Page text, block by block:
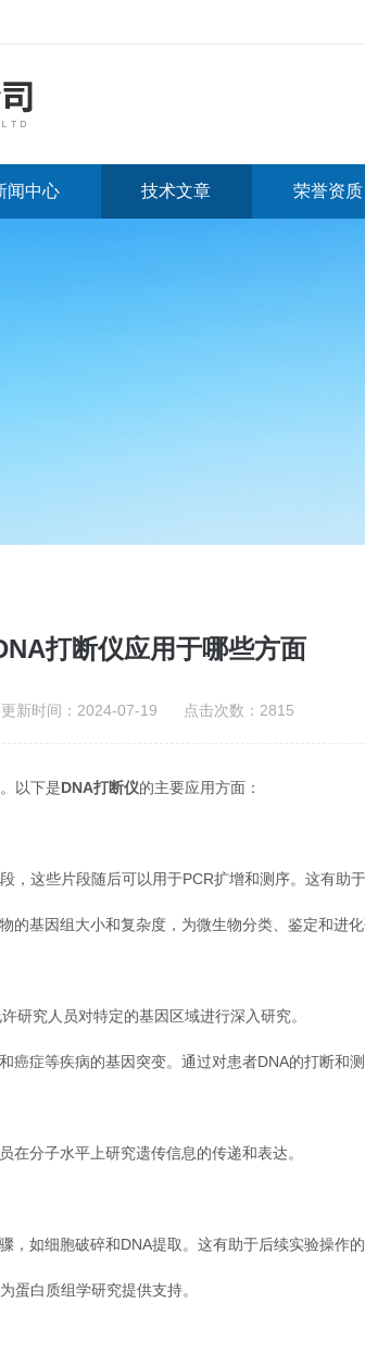
闻中心 技术文章 荣誉资质
打断仪应用于哪些方面
更新时间：2024-07-19 点击次数：2815
以下是DNA打断仪的主要应用方面：
些片段随后可以用于PCR扩增和测序。这有助于
基因组大小和复杂度，为微生物分类、鉴定和进化
究人员对特定的基因区域进行深入研究。
等疾病的基因突变。通过对患者DNA的打断和测
分子水平上研究遗传信息的传递和表达。
如细胞破碎和DNA提取。这有助于后续实验操作的
白质组学研究提供支持。